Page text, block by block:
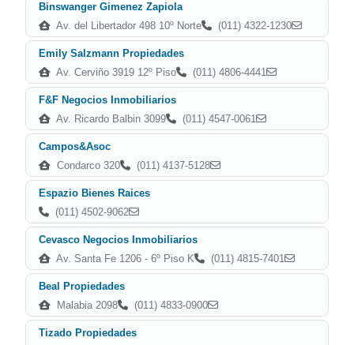
Binswanger Gimenez Zapiola
Av. del Libertador 498 10º Norte
(011) 4322-1230
Emily Salzmann Propiedades
Av. Cerviño 3919 12º Piso
(011) 4806-4441
F&F Negocios Inmobiliarios
Av. Ricardo Balbin 3099
(011) 4547-0061
Campos&Asoc
Condarco 320
(011) 4137-5128
Espazio Bienes Raices
(011) 4502-9062
Cevasco Negocios Inmobiliarios
Av. Santa Fe 1206 - 6º Piso K
(011) 4815-7401
Beal Propiedades
Malabia 2098
(011) 4833-0900
Tizado Propiedades